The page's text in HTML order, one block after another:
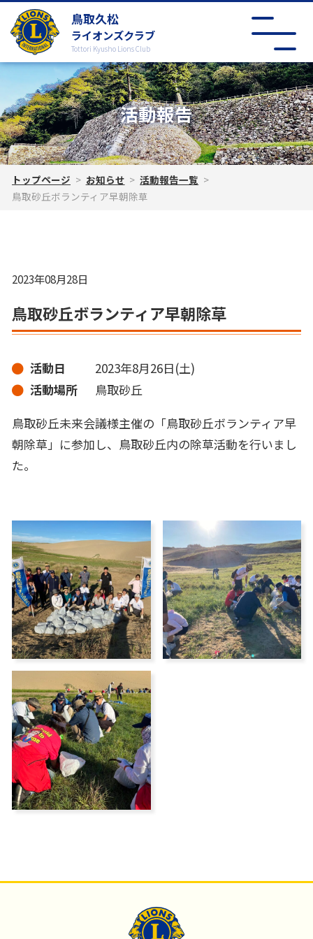
鳥取久松
ライオンズクラブ
Tottori Kyusho Lions Club
活動報告
トップページ お知らせ
活動報告一覧
鳥取砂丘ボランティア早朝除草
2023年08月28日
鳥取砂丘ボランティア早朝除草
活動日
2023年8月26日(土)
活動場所
鳥取砂丘
鳥取砂丘未来会議様主催の「鳥取砂丘ボランティア早
朝除草」に参加し、鳥取砂丘内の除草活動を行いまし
た。